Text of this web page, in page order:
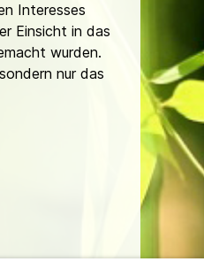
Interesses
Einsicht in das
wurden.
nur das